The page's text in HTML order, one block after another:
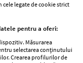
legate de cookie strict
pentru a oferi:
Măsurarea
selectarea conținutului
Crearea profilurilor de